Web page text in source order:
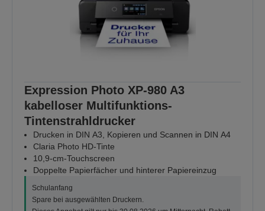
Expression Photo XP-980 A3
kabelloser Multifunktions-
Tintenstrahldrucker
Drucken in DIN A3, Kopieren und Scannen in DIN A4
Claria Photo HD-Tinte
10,9-cm-Touchscreen
Doppelte Papierfächer und hinterer Papiereinzug
Schulanfang
Spare bei ausgewählten Druckern.